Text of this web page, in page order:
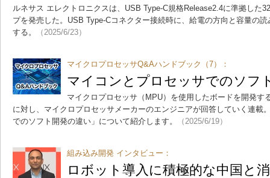
ルネサス エレクトロニクスは、USB Type-C規格Release2.4に準拠した
プを発売した。USB Type-Cコネクター接続時に、給電の方向と容量の
する。
（2025/6/23）
マイクロプロセッサQ&Aハンドブック（7）：
マイコンとプロセッサでのソフ
マイクロプロセッサ（MPU）を使用したボードを開発す
に対し、マイクロプロセッサメーカーのエンジニアが回答していく連載
でのソフト開発の違い」について紹介します。
（2025/6/19）
組み込み開発 インタビュー：
ロボット導入に積極的な中国と